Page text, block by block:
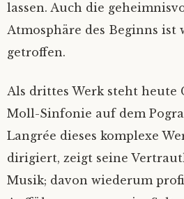
lassen. Auch die
Atmosphäre des Beginns ist
getroffen.
Als drittes Werk steht heute
Moll-Sinfonie auf dem
Langrée dieses komplexe
dirigiert, zeigt seine
Musik; davon wiederum